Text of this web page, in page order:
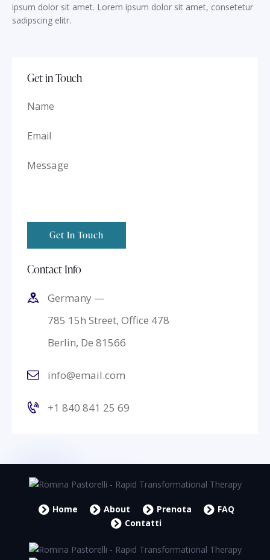
ipsum dolor sit amet. Lorem ipsum dolor sit amet, consetetur
sadipscing elitr.
Get in Touch
Contact Info
Germany —
785 15h Street, Office 478
Berlin, De 81566
info@email.com
+1 840 841 25 69
Home About Prenota
FAQ
Contatti